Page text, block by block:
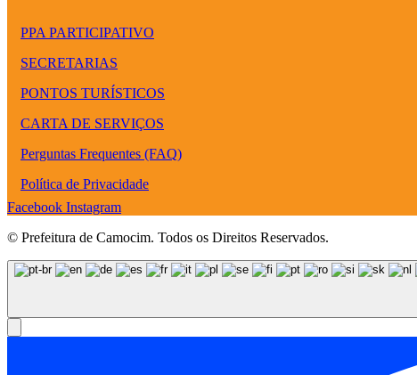
PPA PARTICIPATIVO
SECRETARIAS
PONTOS TURÍSTICOS
CARTA DE SERVIÇOS
Perguntas Frequentes (FAQ)
Política de Privacidade
Facebook Instagram
© Prefeitura de Camocim. Todos os Direitos Reservados.